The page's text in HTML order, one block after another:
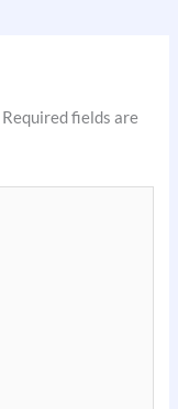
Required fields are